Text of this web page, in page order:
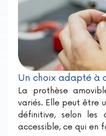
Un choix adapté à
La prothèse
variés. Elle peut être
définitive, selon les
accessible, ce qui en